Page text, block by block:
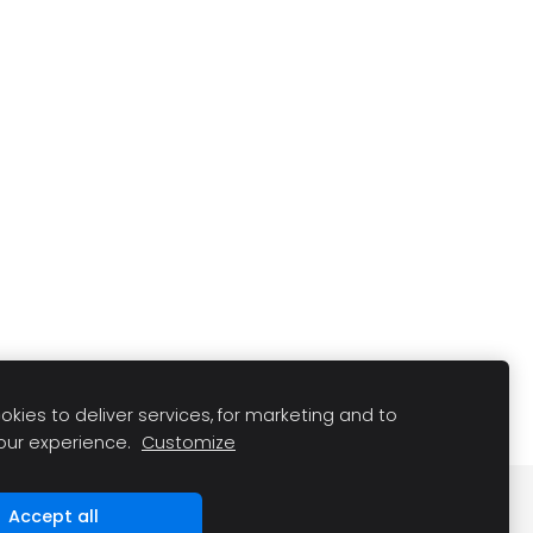
to deliver services, for marketing and to
experience. Customize
Accept all